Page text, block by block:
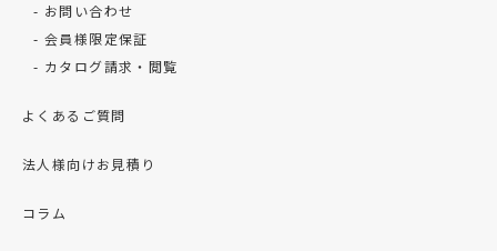
お問い合わせ
会員様限定保証
カタログ請求・閲覧
よくあるご質問
法人様向けお見積り
コラム